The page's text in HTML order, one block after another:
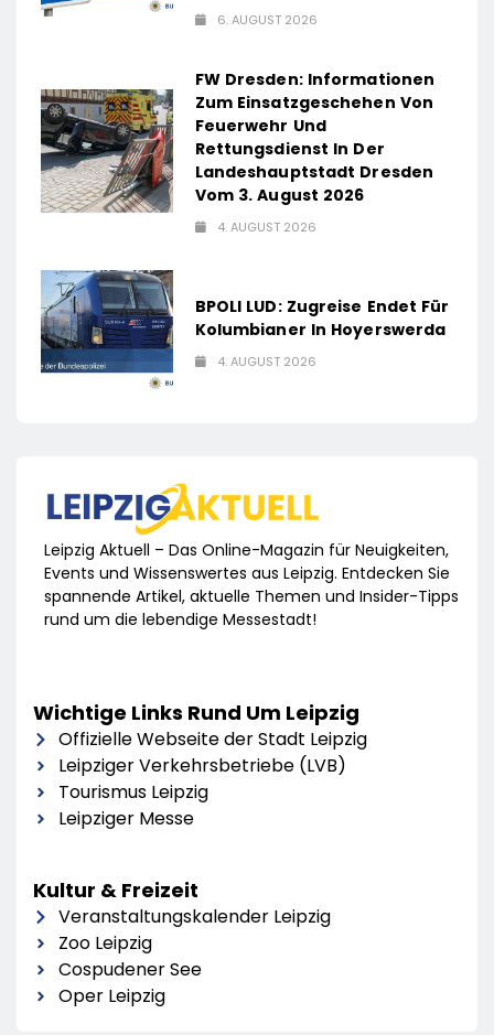
6. AUGUST 2026
FW Dresden: Informationen
Zum Einsatzgeschehen Von
Feuerwehr Und
Rettungsdienst In Der
Landeshauptstadt Dresden
Vom 3. August 2026
4. AUGUST 2026
BPOLI LUD: Zugreise Endet Für
Kolumbianer In Hoyerswerda
4. AUGUST 2026
Leipzig Aktuell – Das Online-Magazin für Neuigkeiten,
Events und Wissenswertes aus Leipzig. Entdecken Sie
spannende Artikel, aktuelle Themen und Insider-Tipps
rund um die lebendige Messestadt!
Wichtige Links Rund Um Leipzig
Offizielle Webseite der Stadt Leipzig
Leipziger Verkehrsbetriebe (LVB)
Tourismus Leipzig
Leipziger Messe
Kultur & Freizeit
Veranstaltungskalender Leipzig
Zoo Leipzig
Cospudener See
Oper Leipzig